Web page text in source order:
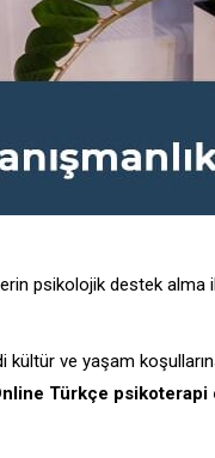
psikolojik destek alma
kültür ve yaşam
Türkçe